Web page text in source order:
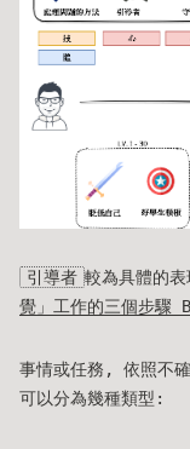
引導者 較為具體的
覺」工作的三個步
事情或任務, 依照不
可以分為幾種類型: